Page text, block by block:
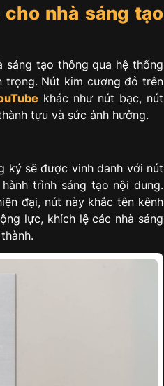
nhà sáng tạo
sáng tạo thông qua hệ thống
trọng. Nút kim cương đỏ trên
khác như nút bạc, nút
tựu và sức ảnh hưởng.
ký sẽ được vinh danh với nút
trình sáng tạo nội dung.
đại, nút này khắc tên kênh
lực, khích lệ các nhà sáng